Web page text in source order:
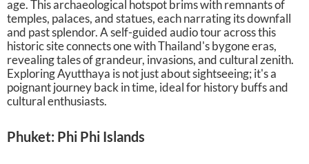
age. This archaeological hotspot brims with remnants of
temples, palaces, and statues, each narrating its downfall
and past splendor. A self-guided audio tour across this
historic site connects one with Thailand's bygone eras,
revealing tales of grandeur, invasions, and cultural zenith.
Exploring Ayutthaya is not just about sightseeing; it's a
poignant journey back in time, ideal for history buffs and
cultural enthusiasts.
Phuket: Phi Phi Islands